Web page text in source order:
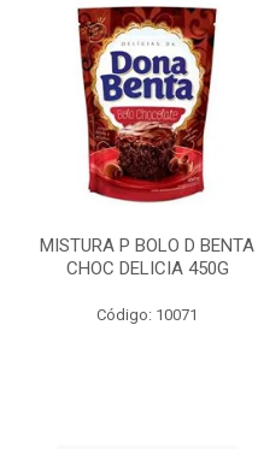
MISTURA P BOLO D BENTA
CHOC DELICIA 450G
Código: 10071